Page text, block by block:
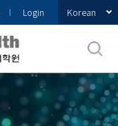
Login Korean